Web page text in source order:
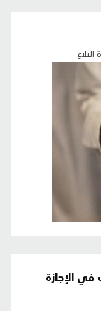
البلاغ
الإجازة